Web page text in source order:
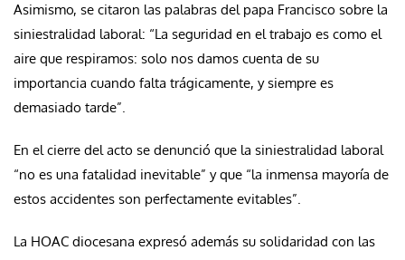
Asimismo, se citaron las palabras del papa Francisco sobre la
siniestralidad laboral: “La seguridad en el trabajo es como el
aire que respiramos: solo nos damos cuenta de su
importancia cuando falta trágicamente, y siempre es
demasiado tarde”.
En el cierre del acto se denunció que la siniestralidad laboral
“no es una fatalidad inevitable” y que “la inmensa mayoría de
estos accidentes son perfectamente evitables”.
La HOAC diocesana expresó además su solidaridad con las